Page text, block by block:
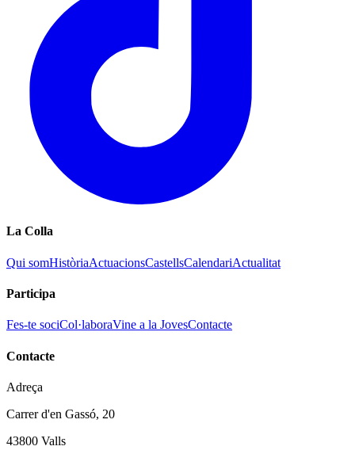
La Colla
Qui somHistòriaActuacionsCastellsCalendariActualitat
Participa
Fes-te sociCol·laboraVine a la JovesContacte
Contacte
Adreça
Carrer d'en Gassó, 20
43800 Valls